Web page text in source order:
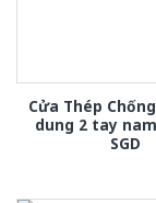
Cửa Thép
dung 2 tay
SGD